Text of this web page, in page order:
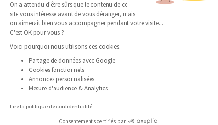
On a attendu d'être sûrs que le contenu de ce
site vous intéresse avant de vous déranger, mais
on aimerait bien vous accompagner pendant votre visite...
C'est OK pour vous ?
Voici pourquoi nous utilisons des cookies.
Partage de données avec Google
Cookies fonctionnels
Annonces personnalisées
Mesure d'audience & Analytics
Lire la politique de confidentialité
Consentements certifiés par
CGU
Politique de confidentialité et de cookies
Mentions légales
Guide des tailles bagues
Guide des tailles colliers
SUIVEZ-NOUS